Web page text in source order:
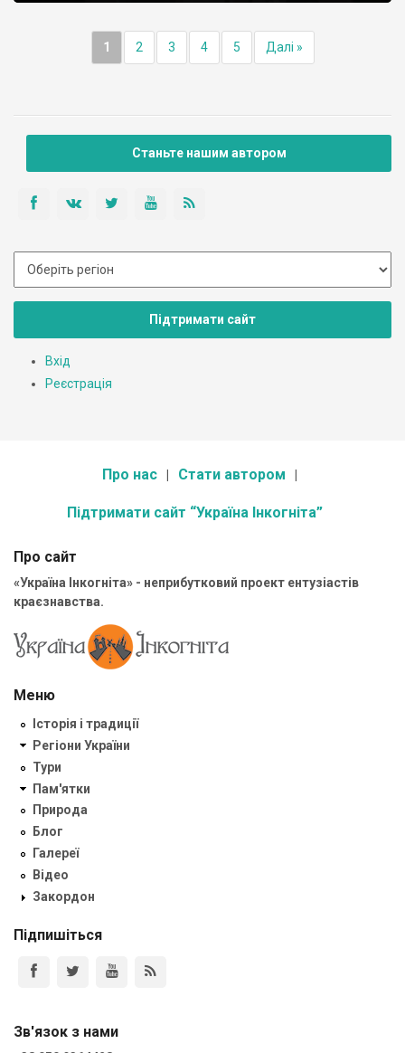
1 2 3 4 5 Далі »
Станьте нашим автором
Підтримати сайт
Вхід
Реєстрація
Про нас Стати автором
Підтримати сайт “Україна Інкогніта”
Про сайт
«Україна Інкогніта» - неприбутковий проект ентузіастів
краєзнавства.
Меню
Історія і традиції
Регіони України
Тури
Пам'ятки
Природа
Блог
Галереї
Відео
Закордон
Підпишіться
Зв'язок з нами